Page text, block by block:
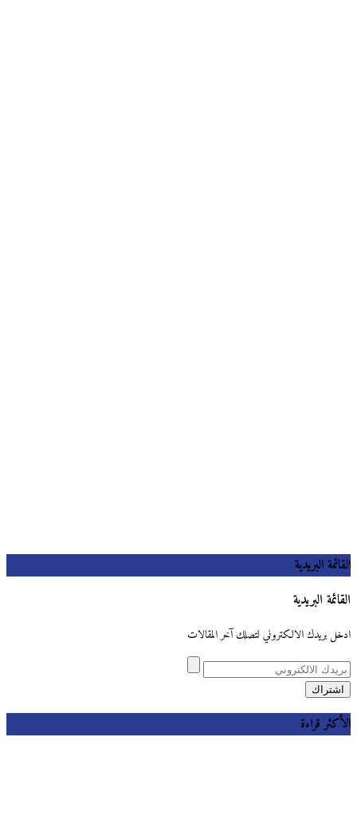
القائمة البريدية
القائمة البريدية
ادخل بريدك الالكتروني لتصلك آخر المقالات
الأكثر قراءة